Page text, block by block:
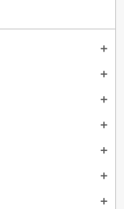
add
add
add
add
add
add
add